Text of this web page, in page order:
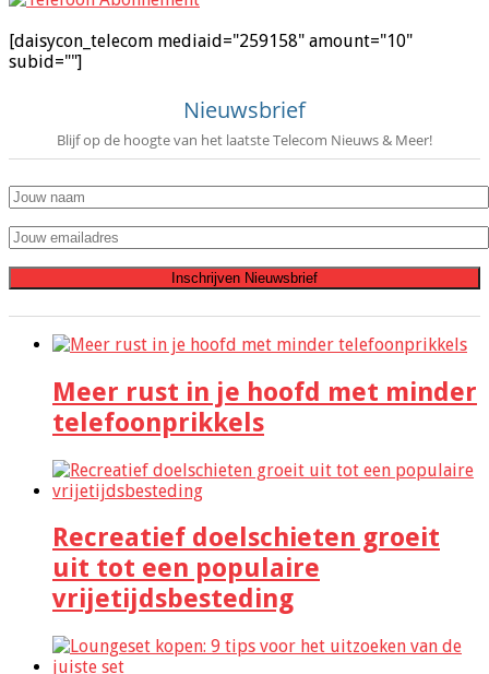
[daisycon_telecom mediaid="259158" amount="10"
subid=""]
Nieuwsbrief
Blijf op de hoogte van het laatste Telecom Nieuws & Meer!
Meer rust in je hoofd met minder
telefoonprikkels
Recreatief doelschieten groeit
uit tot een populaire
vrijetijdsbesteding